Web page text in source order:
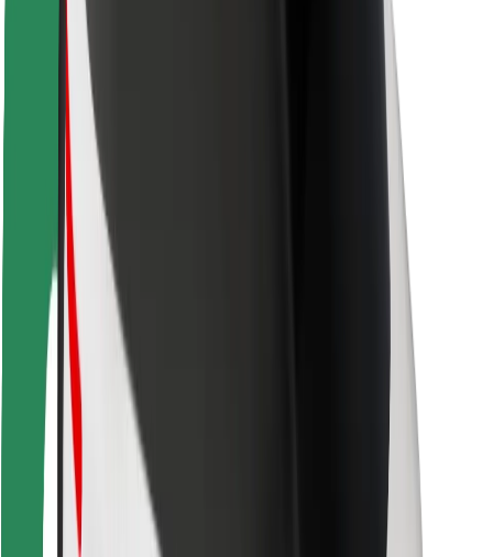
Varnostni kotiček
Mesta
Lokacije
Rešitve za mesto
Letališča
Bolt polnilne postaje
Pomoč
Za potnike
Za voznike
Za dostavljavce
Bolt Food